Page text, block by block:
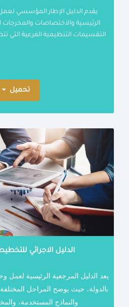
يقدم الدليل الإطار المؤسسي
الرئيسية والاختصاصات
التقسيمات التنظيمية الفرعية التي
تحميل
الدليل الاجرائي
يعد الدليل المرجعية الرئيسية لعمل
بالدولة، حيث يوضح المراحل
والنماذج المستخدمة،